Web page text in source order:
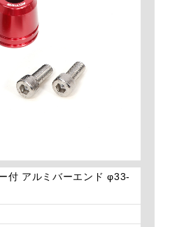
付 アルミバーエンド φ33-